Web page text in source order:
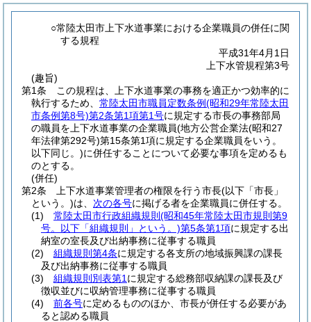
○常陸太田市上下水道事業における企業職員の併任に関
する規程
平成31年4月1日
上下水管規程第3号
(趣旨)
第1条
この規程は、上下水道事業の事務を適正かつ効率的に
執行するため、 常陸太田市職員定数条例(昭和29年常陸太田
市条例第8号)第2条第1項第1号に規定する市長の事務部局
の職員を上下水道事業の企業職員(地方公営企業法(昭和27
年法律第292号)第15条第1項に規定する企業職員をいう。
以下同じ。)に併任することについて必要な事項を定めるも
のとする。
(併任)
第2条
上下水道事業管理者の権限を行う市長(以下「市長」
という。)は、 次の各号に掲げる者を企業職員に併任する。
(1)
常陸太田市行政組織規則 (昭和45年常陸太田市規則第9
号。以下「組織規則」という。)第5条第1項に規定する出
納室の室長及び出納事務に従事する職員
(2)
組織規則第4条に規定する各支所の地域振興課の課長
及び出納事務に従事する職員
(3)
組織規則別表第1 に規定する総務部収納課の課長及び
徴収並びに収納管理事務に従事する職員
(4)
前各号に定めるもののほか、市長が併任する必要があ
ると認める職員